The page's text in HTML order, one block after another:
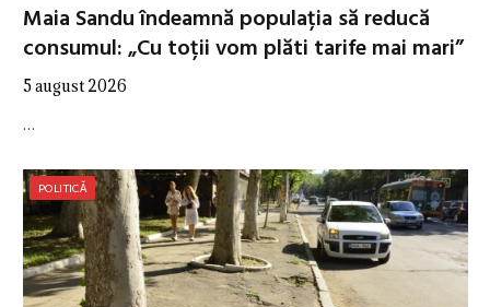
Maia Sandu îndeamnă populația să reducă
consumul: „Cu toții vom plăti tarife mai mari”
5 august 2026
…
POLITICĂ